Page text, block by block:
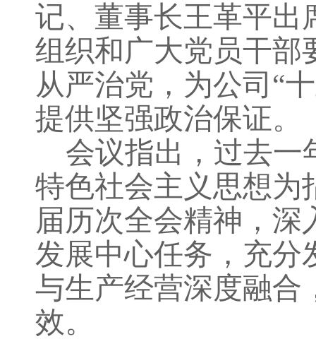
记、董事长王革平出
组织和广大党员干部
从严治党，为公司 “
提供坚强政治保证。
会议指出，过去一
特色社会主义思想为
届历次全会精神，深
发展中心任务，充分
与生产经营深度融合
效。